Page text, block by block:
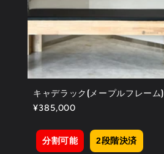
キャデラック(メープルフレーム)
通
価
格
¥385,000
分割可能 2段階決済